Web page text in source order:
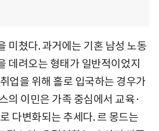
미쳤다. 과거에는 기혼 남성 노동
데려오는 형태가 일반적이었지
업을 위해 홀로 입국하는 경우가
의 이민은 가족 중심에서 교육·
다변화되는 추세다. 르 몽드는